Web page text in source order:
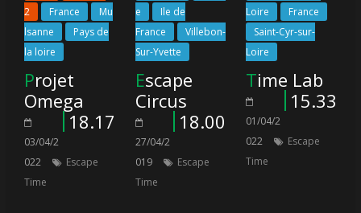
2
France
Mu
lsanne
Pays de
la loire
Projet
Omega
18.17
03/04/2
022
Escape
Time
e
Ile de
France
Villebon-
Sur-Yvette
Escape
Circus
18.00
27/04/2
019
Escape
Time
Loire
France
Saint-Cyr-sur-
Loire
Time Lab
15.33
01/04/2
022
Escape
Time